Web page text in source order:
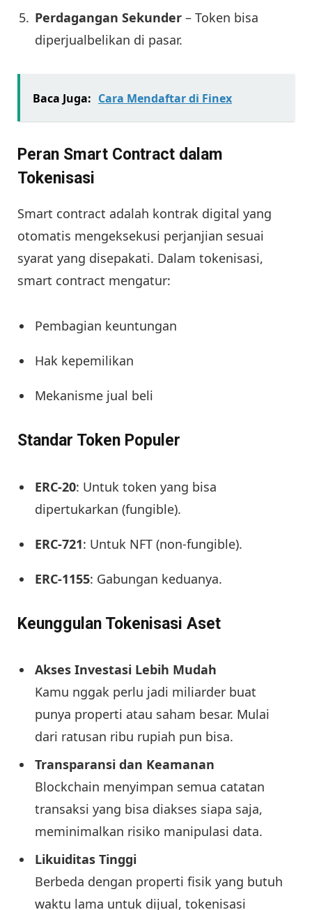
Perdagangan Sekunder – Token bisa
diperjualbelikan di pasar.
Baca Juga: Cara Mendaftar di Finex
Peran Smart Contract dalam
Tokenisasi
Smart contract adalah kontrak digital yang
otomatis mengeksekusi perjanjian sesuai
syarat yang disepakati. Dalam tokenisasi,
smart contract mengatur:
Pembagian keuntungan
Hak kepemilikan
Mekanisme jual beli
Standar Token Populer
ERC-20: Untuk token yang bisa
dipertukarkan (fungible).
ERC-721: Untuk NFT (non-fungible).
ERC-1155: Gabungan keduanya.
Keunggulan Tokenisasi Aset
Akses Investasi Lebih Mudah
Kamu nggak perlu jadi miliarder buat
punya properti atau saham besar. Mulai
dari ratusan ribu rupiah pun bisa.
Transparansi dan Keamanan
Blockchain menyimpan semua catatan
transaksi yang bisa diakses siapa saja,
meminimalkan risiko manipulasi data.
Likuiditas Tinggi
Berbeda dengan properti fisik yang butuh
waktu lama untuk dijual, tokenisasi